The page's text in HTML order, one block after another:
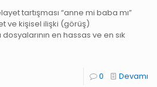
tartışması “anne mi baba mı”
ve kişisel ilişki (görüş)
en hassas ve en sık
0 Devamı